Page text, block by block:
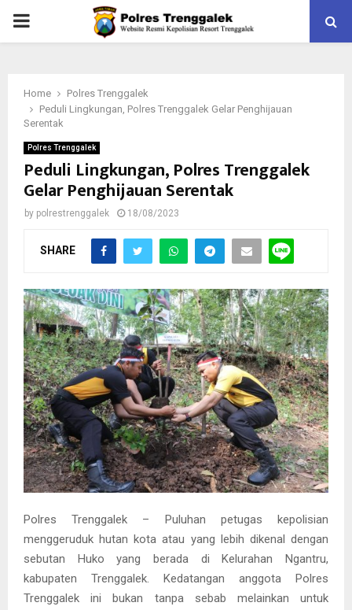
PRIMARY
Home
Polres Trenggalek
Peduli Lingkungan, Polres Trenggalek Gelar Penghijauan
Serentak
Polres Trenggalek
Peduli Lingkungan, Polres Trenggalek
Gelar Penghijauan Serentak
by polrestrenggalek 18/08/2023
SHARE
Polres Trenggalek – Puluhan petugas kepolisian
menggeruduk hutan kota atau yang lebih dikenal dengan
sebutan Huko yang berada di Kelurahan Ngantru,
kabupaten Trenggalek. Kedatangan anggota Polres
Trenggalek ini bukan tanpa sebab melainkan untuk